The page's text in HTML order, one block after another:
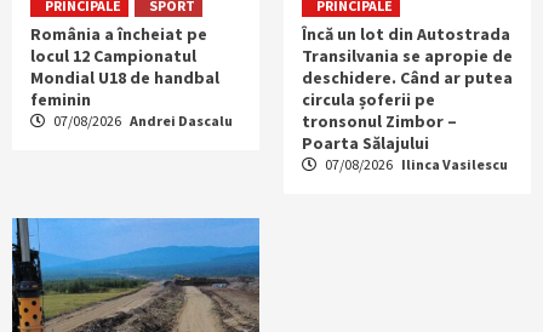
PRINCIPALE
SPORT
România a încheiat pe
locul 12 Campionatul
Mondial U18 de handbal
feminin
07/08/2026 Andrei Dascalu
PRINCIPALE
Încă un lot din Autostrada
Transilvania se apropie de
deschidere. Când ar putea
circula șoferii pe
tronsonul Zimbor –
Poarta Sălajului
07/08/2026 Ilinca Vasilescu